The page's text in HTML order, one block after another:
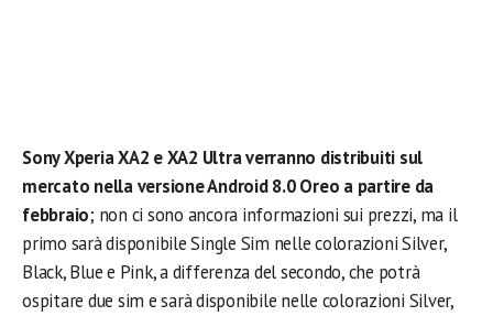
Sony Xperia XA2 e XA2 Ultra verranno distribuiti sul
mercato nella versione Android 8.0 Oreo a partire da
febbraio; non ci sono ancora informazioni sui prezzi, ma il
primo sarà disponibile Single Sim nelle colorazioni Silver,
Black, Blue e Pink, a differenza del secondo, che potrà
ospitare due sim e sarà disponibile nelle colorazioni Silver,